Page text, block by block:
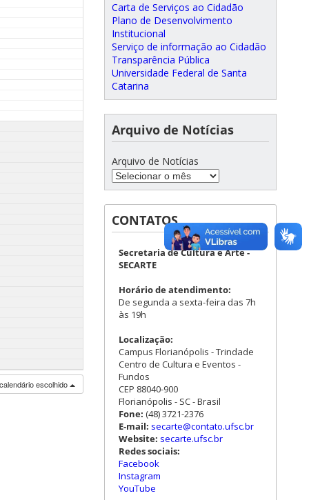
escolhido
Carta de Serviços ao Cidadão
Plano de Desenvolvimento
Institucional
Serviço de informação ao Cidadão
Transparência Pública
Universidade Federal de Santa
Catarina
Arquivo de Notícias
Arquivo de Notícias
CONTATOS
Secretaria de Cultura e Arte -
SECARTE
Horário de atendimento:
De segunda a sexta-feira das 7h
às 19h
Localização:
Campus Florianópolis - Trindade
Centro de Cultura e Eventos -
Fundos
CEP 88040-900
Florianópolis - SC - Brasil
Fone: (48) 3721-2376
E-mail: secarte@contato.ufsc.br
Website: secarte.ufsc.br
Redes sociais:
Facebook
Instagram
YouTube